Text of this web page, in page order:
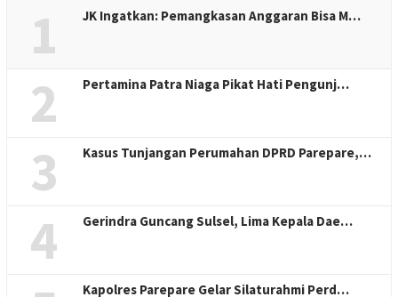
1 JK Ingatkan: Pemangkasan Anggaran Bisa M…
2 Pertamina Patra Niaga Pikat Hati Pengunj…
3 Kasus Tunjangan Perumahan DPRD Parepare,…
4 Gerindra Guncang Sulsel, Lima Kepala Dae…
Kapolres Parepare Gelar Silaturahmi Perd…